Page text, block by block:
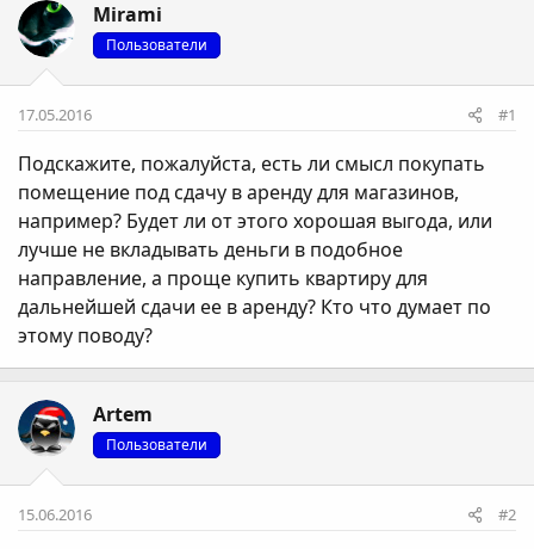
о
р
м
а
с
в
е
н
н
я
Mirami
Пользователи
17.05.2016 #1
Подскажите, пожалуйста, есть ли смысл покупать
помещение под сдачу в аренду для магазинов,
например? Будет ли от этого хорошая выгода, или
лучше не вкладывать деньги в подобное
направление, а проще купить квартиру для
дальнейшей сдачи ее в аренду? Кто что думает по
этому поводу?
Artem
Пользователи
15.06.2016 #2